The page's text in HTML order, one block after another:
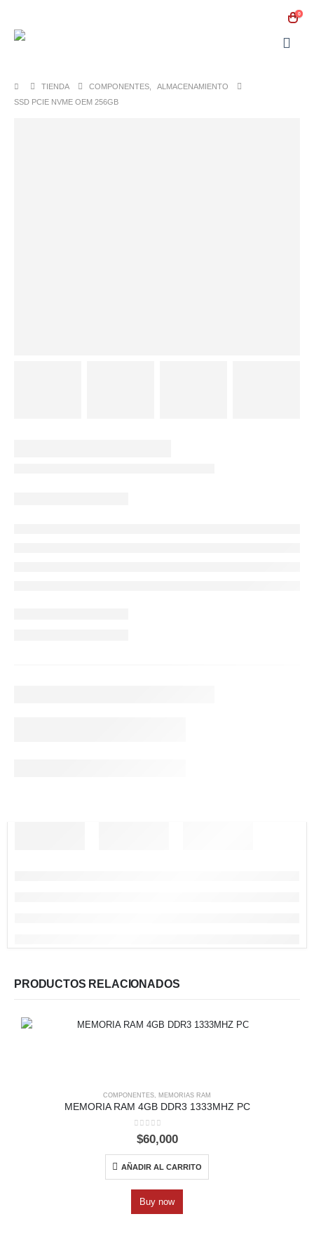
0
TIENDA COMPONENTES
ALMACENAMIENTO
SSD PCIE NVME OEM 256GB
PRODUCTOS RELACIONADOS
COMPONENTES, MEMORIAS RAM
MEMORIA RAM 4GB DDR3 1333MHZ PC
0out of 5
$60,000
AÑADIR AL CARRITO
Buy now